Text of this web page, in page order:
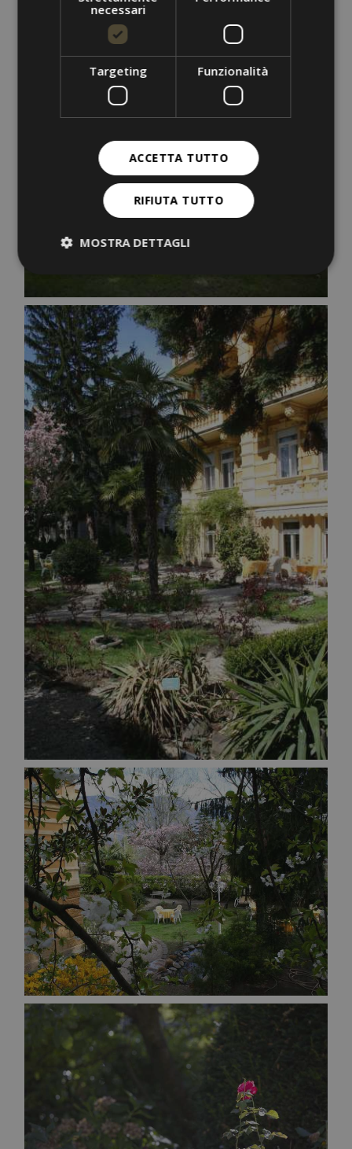
necessari
Targeting Funzionalità
ACCETTA TUTTO
RIFIUTA TUTTO
MOSTRA DETTAGLI